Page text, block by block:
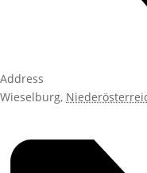
Address
Wieselburg,